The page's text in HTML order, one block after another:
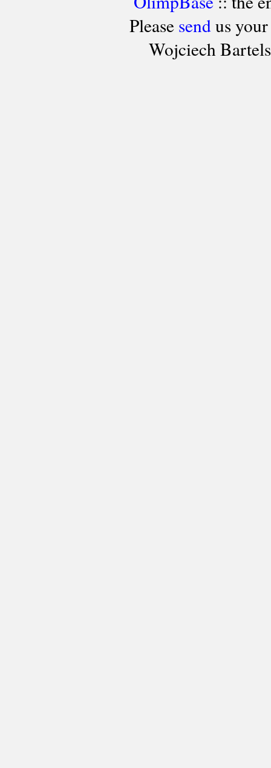
Please sendus your
Wojciech